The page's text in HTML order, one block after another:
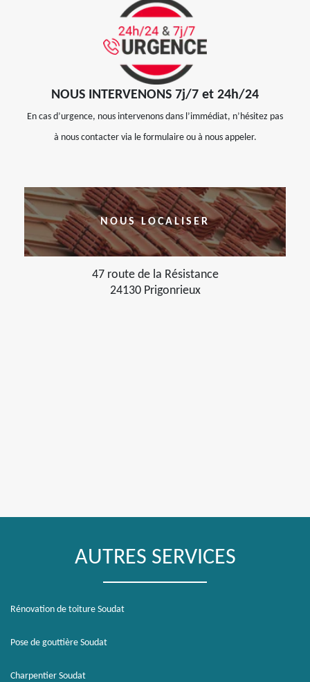
NOUS INTERVENONS 7j/7 et 24h/24
En cas d’urgence, nous intervenons dans l’immédiat, n’hésitez pas
à nous contacter via le formulaire ou à nous appeler.
NOUS LOCALISER
47 route de la Résistance
24130 Prigonrieux
AUTRES SERVICES
Rénovation de toiture Soudat
Pose de gouttière Soudat
Charpentier Soudat